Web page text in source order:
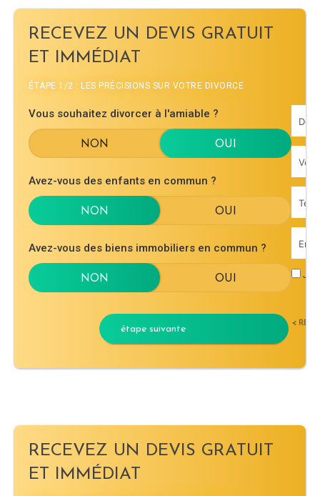
RECEVEZ UN DEVIS GRATUIT
ET IMMÉDIAT
ÉTAPE 1/2 : LES PRÉCISIONS SUR VOTRE DIVORCE
Vous souhaitez divorcer à l'amiable ?
Avez-vous des enfants en commun ?
Avez-vous des biens immobiliers en commun ?
étape suivante <
RECEVEZ UN DEVIS GRATUIT
ET IMMÉDIAT